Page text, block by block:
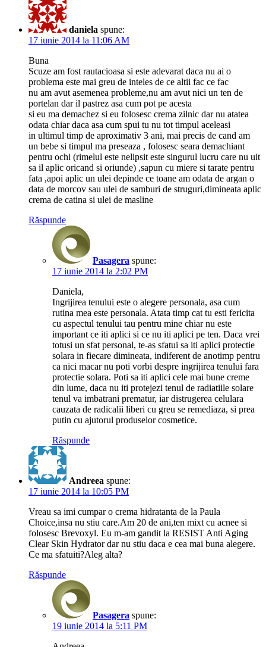
daniela spune:
17 iunie 2014 la 11:06 AM
Buna
Scuze am fost rautacioasa si este adevarat daca nu ai o
problema este mai greu de inteles de ce altii fac ce fac
nu am avut asemenea probleme,nu am avut nici un ten de
portelan dar il pastrez asa cum pot pe acesta
si eu ma demachez si eu folosesc crema zilnic dar nu atatea
odata chiar daca asa cum spui tu nu tot timpul aceleasi
in ultimul timp de aproximativ 3 ani, mai precis de cand am
un bebe si timpul ma preseaza , folosesc seara demachiant
pentru ochi (rimelul este nelipsit este singurul lucru care nu uit
sa il aplic oricand si oriunde) ,sapun cu miere si tarate pentru
fata ,apoi aplic un ulei depinde ce toane am odata de argan o
data de morcov sau ulei de samburi de struguri,dimineata aplic
crema de catina si ulei de masline
Răspunde
Pasagera spune:
17 iunie 2014 la 2:02 PM
Daniela,
Ingrijirea tenului este o alegere personala, asa cum
rutina mea este personala. Atata timp cat tu esti fericita
cu aspectul tenului tau pentru mine chiar nu este
important ce iti aplici si ce nu iti aplici pe ten. Daca vrei
totusi un sfat personal, te-as sfatui sa iti aplici protectie
solara in fiecare dimineata, indiferent de anotimp pentru
ca nici macar nu poti vorbi despre ingrijirea tenului fara
protectie solara. Poti sa iti aplici cele mai bune creme
din lume, daca nu iti protejezi tenul de radiatiile solare
tenul va imbatrani prematur, iar distrugerea celulara
cauzata de radicalii liberi cu greu se remediaza, si prea
putin cu ajutorul produselor cosmetice.
Răspunde
Andreea spune:
17 iunie 2014 la 10:05 PM
Vreau sa imi cumpar o crema hidratanta de la Paula
Choice,insa nu stiu care.Am 20 de ani,ten mixt cu acnee si
folosesc Brevoxyl. Eu m-am gandit la RESIST Anti Aging
Clear Skin Hydrator dar nu stiu daca e cea mai buna alegere.
Ce ma sfatuiti?Aleg alta?
Răspunde
Pasagera spune:
19 iunie 2014 la 5:11 PM